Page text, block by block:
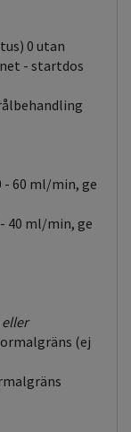
0 utan
- startdos
60 ml/min, ge
40 ml/min, ge
eller
(ej